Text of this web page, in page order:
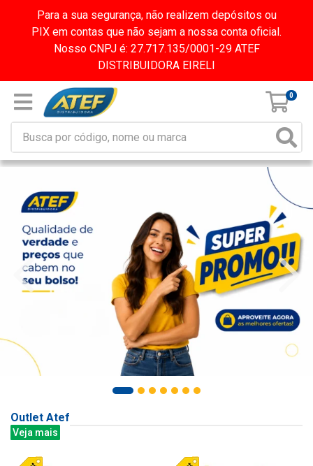
Para a sua segurança, não realizem depósitos ou
PIX em contas que não sejam a nossa conta oficial.
Nosso CNPJ é: 27.717.135/0001-29 ATEF
DISTRIBUIDORA EIRELI
0
Outlet Atef
Veja mais